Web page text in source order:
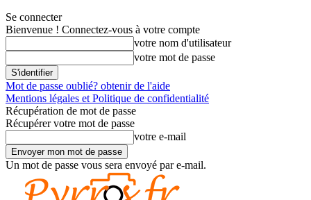
Se connecter
Bienvenue ! Connectez-vous à votre compte
votre nom d'utilisateur
votre mot de passe
Mot de passe oublié? obtenir de l'aide
Mentions légales et Politique de confidentialité
Récupération de mot de passe
Récupérer votre mot de passe
votre e-mail
Un mot de passe vous sera envoyé par e-mail.